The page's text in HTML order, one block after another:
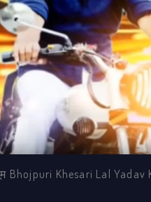
Bhojpuri Khesari Lal Yadav